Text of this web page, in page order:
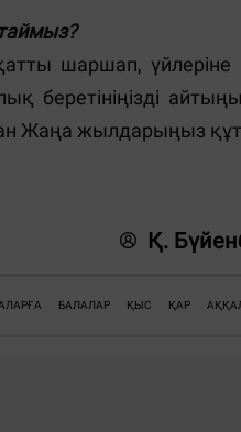
шаршап,
беретініңізді
Жаңа жылдарыңыз
Қ.
БАЛАЛАР ҚЫС ҚАР